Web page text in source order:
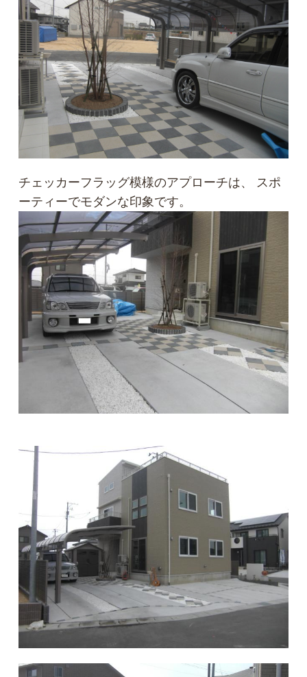
チェッカーフラッグ模様のアプローチは、 スポ
ーティーでモダンな印象です。